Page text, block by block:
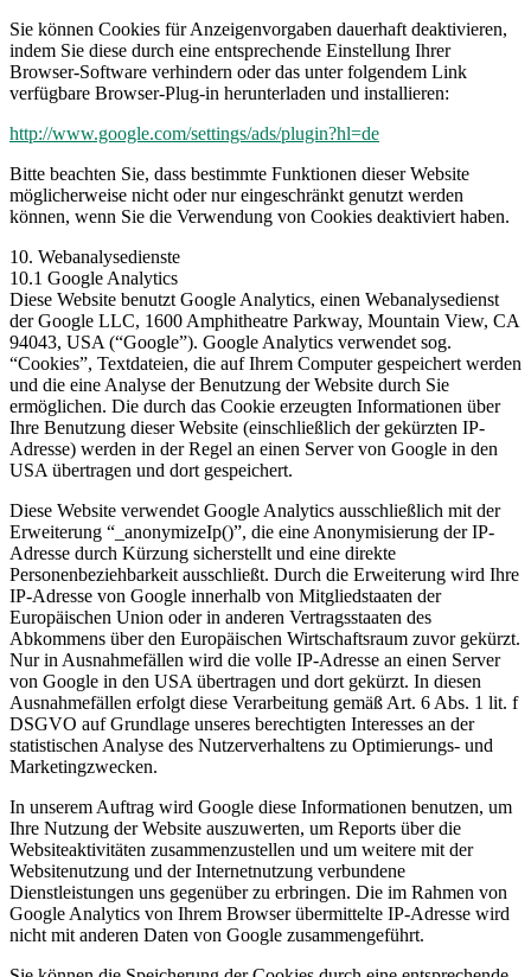
Sie können Cookies für Anzeigenvorgaben dauerhaft deaktivieren,
indem Sie diese durch eine entsprechende Einstellung Ihrer
Browser-Software verhindern oder das unter folgendem Link
verfügbare Browser-Plug-in herunterladen und installieren:
http://www.google.com/settings/ads/plugin?hl=de
Bitte beachten Sie, dass bestimmte Funktionen dieser Website
möglicherweise nicht oder nur eingeschränkt genutzt werden
können, wenn Sie die Verwendung von Cookies deaktiviert haben.
10. Webanalysedienste
10.1 Google Analytics
Diese Website benutzt Google Analytics, einen Webanalysedienst
der Google LLC, 1600 Amphitheatre Parkway, Mountain View, CA
94043, USA (“Google”). Google Analytics verwendet sog.
“Cookies”, Textdateien, die auf Ihrem Computer gespeichert werden
und die eine Analyse der Benutzung der Website durch Sie
ermöglichen. Die durch das Cookie erzeugten Informationen über
Ihre Benutzung dieser Website (einschließlich der gekürzten IP-
Adresse) werden in der Regel an einen Server von Google in den
USA übertragen und dort gespeichert.
Diese Website verwendet Google Analytics ausschließlich mit der
Erweiterung “_anonymizeIp()”, die eine Anonymisierung der IP-
Adresse durch Kürzung sicherstellt und eine direkte
Personenbeziehbarkeit ausschließt. Durch die Erweiterung wird Ihre
IP-Adresse von Google innerhalb von Mitgliedstaaten der
Europäischen Union oder in anderen Vertragsstaaten des
Abkommens über den Europäischen Wirtschaftsraum zuvor gekürzt.
Nur in Ausnahmefällen wird die volle IP-Adresse an einen Server
von Google in den USA übertragen und dort gekürzt. In diesen
Ausnahmefällen erfolgt diese Verarbeitung gemäß Art. 6 Abs. 1 lit. f
DSGVO auf Grundlage unseres berechtigten Interesses an der
statistischen Analyse des Nutzerverhaltens zu Optimierungs- und
Marketingzwecken.
In unserem Auftrag wird Google diese Informationen benutzen, um
Ihre Nutzung der Website auszuwerten, um Reports über die
Websiteaktivitäten zusammenzustellen und um weitere mit der
Websitenutzung und der Internetnutzung verbundene
Dienstleistungen uns gegenüber zu erbringen. Die im Rahmen von
Google Analytics von Ihrem Browser übermittelte IP-Adresse wird
nicht mit anderen Daten von Google zusammengeführt.